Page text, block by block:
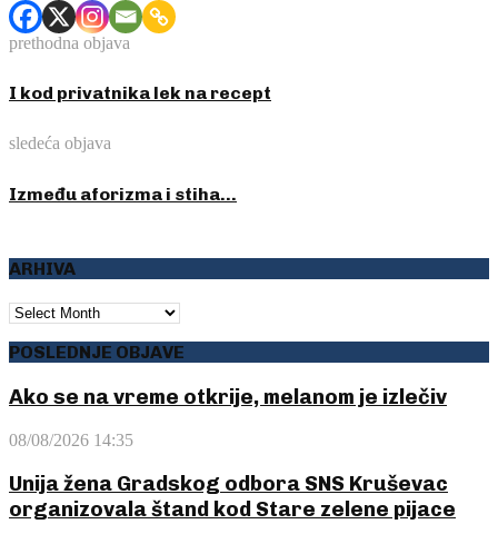
prethodna objava
I kod privatnika lek na recept
sledeća objava
Između aforizma i stiha…
ARHIVA
ARHIVA
POSLEDNJE OBJAVE
Ako se na vreme otkrije, melanom je izlečiv
08/08/2026 14:35
Unija žena Gradskog odbora SNS Kruševac
organizovala štand kod Stare zelene pijace